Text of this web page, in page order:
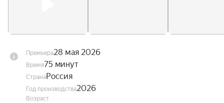
Премьера28 мая 2026
Время75 минут
СтранаРоссия
Год производства2026
Возраст